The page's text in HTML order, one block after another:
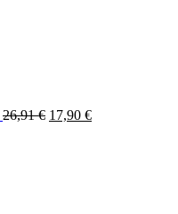
26,91€ Ursprünglicher
17,90 €Aktueller